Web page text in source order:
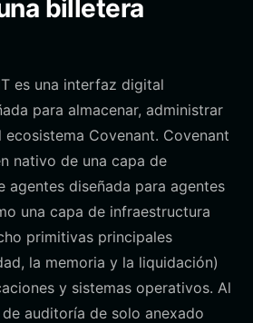
billetera
es una interfaz digital
para almacenar, administrar
Covenant. Covenant
nativo de una capa de
agentes diseñada para agentes
una capa de infraestructura
primitivas principales
la memoria y la liquidación)
y sistemas operativos. Al
auditoría de solo anexado